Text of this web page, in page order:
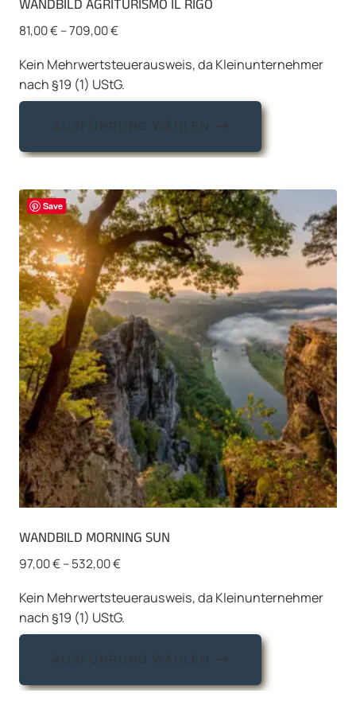
WANDBILD AGRITURISMO IL RIGO
81,00€–709,00€
Kein Mehrwertsteuerausweis, da Kleinunternehmer
nach §19 (1) UStG.
AUSFÜHRUNG WÄHLEN
Dieses
weist
Varianten
auf.
Die
Optionen
können
auf
der
Produktseite
gewählt
werden
Save
WANDBILD MORNING SUN
97,00€–532,00€
Kein Mehrwertsteuerausweis, da Kleinunternehmer
nach §19 (1) UStG.
AUSFÜHRUNG WÄHLEN
Dieses
weist